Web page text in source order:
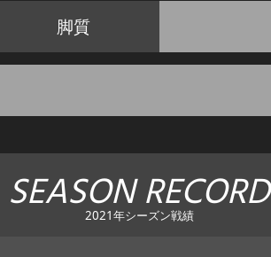
脚質
SEASON RECORD
2021年シーズン戦績